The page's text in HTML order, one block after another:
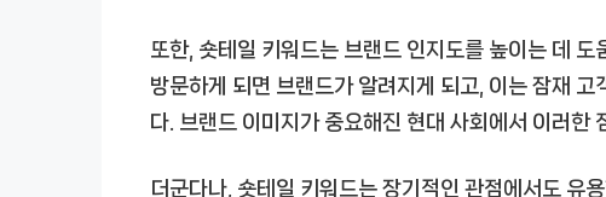
또한, 숏테일 키워드는 브랜드 인지도를 높이는 데
방문하게 되면 브랜드가 알려지게 되고, 이는 잠재
다. 브랜드 이미지가 중요해진 현대 사회에서 이러한
더군다나, 숏테일 키워드는 장기적인 관점에서도 유